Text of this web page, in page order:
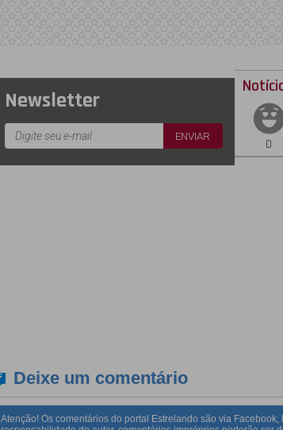
Newsletter
0
Deixe um comentário
Atenção! Os comentários do portal Estrelando são via